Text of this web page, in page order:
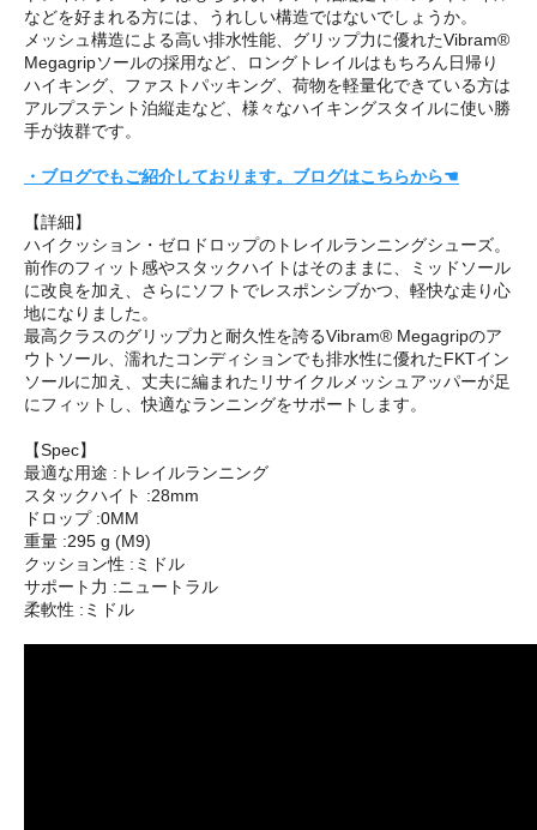
などを好まれる方には、うれしい構造ではないでしょうか。
メッシュ構造による高い排水性能、グリップ力に優れたVibram®
Megagripソールの採用など、ロングトレイルはもちろん日帰り
ハイキング、ファストパッキング、荷物を軽量化できている方は
アルプステント泊縦走など、様々なハイキングスタイルに使い勝
手が抜群です。
・ブログでもご紹介しております。ブログはこちらから☚
【詳細】
ハイクッション・ゼロドロップのトレイルランニングシューズ。
前作のフィット感やスタックハイトはそのままに、ミッドソール
に改良を加え、さらにソフトでレスポンシブかつ、軽快な走り心
地になりました。
最高クラスのグリップ力と耐久性を誇るVibram® Megagripのア
ウトソール、濡れたコンディションでも排水性に優れたFKTイン
ソールに加え、丈夫に編まれたリサイクルメッシュアッパーが足
にフィットし、快適なランニングをサポートします。
【Spec】
最適な用途 :トレイルランニング
スタックハイト :28mm
ドロップ :0MM
重量 :295 g (M9)
クッション性 :ミドル
サポート力 :ニュートラル
柔軟性 :ミドル